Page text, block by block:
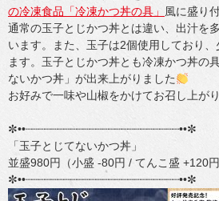
の冷凍食品「冷凍かつ丼の具」 風に盛り
通常の玉子とじかつ丼とは違い、出汁を
います。また、玉子は2個使用しており
ます。玉子とじかつ丼とも冷凍かつ丼の
ないかつ丼」が出来上がりました
お好みで一味や山椒をかけてお召し上がり
✼••┈┈┈┈┈┈┈┈┈┈┈┈┈┈┈┈┈┈┈┈┈┈┈┈••✼
「玉子とじてないかつ丼」
並盛980円（小盛 -80円 / てんこ盛 +120
✼••┈┈┈┈┈┈┈┈┈┈┈┈┈┈┈┈┈┈┈┈┈┈┈┈••✼